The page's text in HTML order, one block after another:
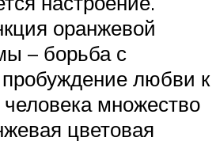
оранжевой
– борьба с
любви к
множество
цветовая